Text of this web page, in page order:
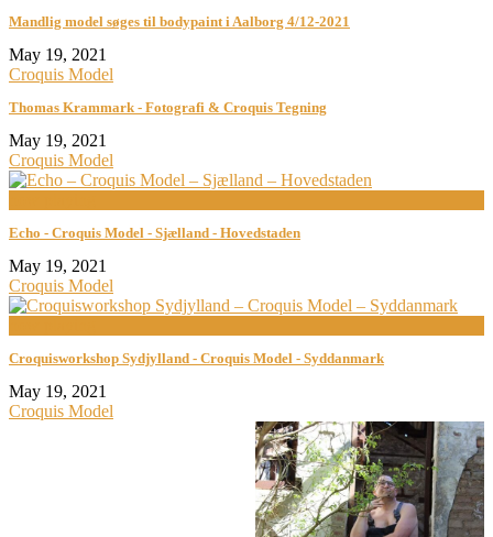
Mandlig model søges til bodypaint i Aalborg 4/12-2021
May 19, 2021
Croquis Model
Thomas Krammark - Fotografi & Croquis Tegning
May 19, 2021
Croquis Model
Echo - Croquis Model - Sjælland - Hovedstaden
May 19, 2021
Croquis Model
Croquisworkshop Sydjylland - Croquis Model - Syddanmark
May 19, 2021
Croquis Model